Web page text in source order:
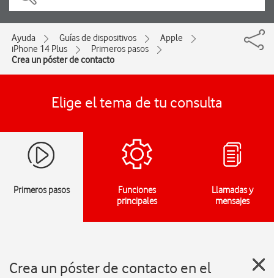
Ayuda Guías de dispositivos
Apple
iPhone 14 Plus
Primeros pasos
Crea un póster de contacto
Elige el tema de tu consulta
Primeros pasos
Funciones
principales
Llamadas y
mensajes
Crea un póster de contacto en el